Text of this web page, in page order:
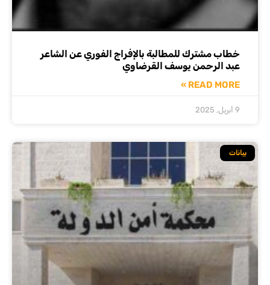
خطاب مشترك للمطالبة بالإفراج الفوري عن الشاعر
عبد الرحمن يوسف القرضاوي
READ MORE »
9 أبريل, 2025
بيانات